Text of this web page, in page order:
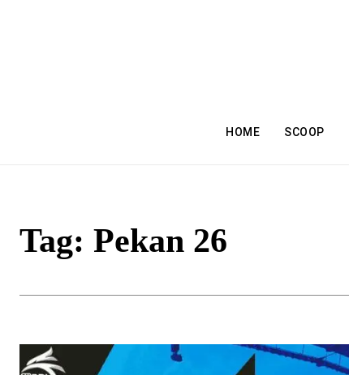
HOME SCOOP
Tag: Pekan 26